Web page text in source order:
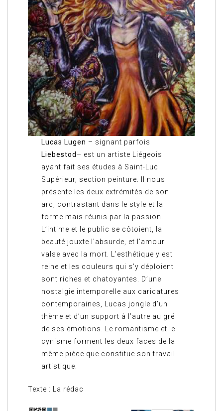
Lucas Lugen – signant parfois
Liebestod – est un artiste Liégeois
ayant fait ses études à Saint-Luc
Supérieur, section peinture. Il nous
présente les deux extrémités de son
arc, contrastant dans le style et la
forme mais réunis par la passion.
L’intime et le public se côtoient, la
beauté jouxte l’absurde, et l’amour
valse avec la mort. L’esthétique y est
reine et les couleurs qui s’y déploient
sont riches et chatoyantes. D’une
nostalgie intemporelle aux caricatures
contemporaines, Lucas jongle d’un
thème et d’un support à l’autre au gré
de ses émotions. Le romantisme et le
cynisme forment les deux faces de la
même pièce que constitue son travail
artistique.
Texte : La rédac